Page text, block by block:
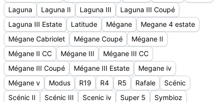
Laguna
Laguna II Laguna III
Laguna III Coupé
Laguna III Estate
Latitude Mégane
Megane 4 estate
Mégane Cabriolet
Mégane Coupé
Mégane II
Mégane II CC
Mégane III
Mégane III CC
Mégane III Coupé
Mégane III Estate
Megane iv
Mégane v
Modus R19 R4 R5 Rafale
Scénic
Scénic II
Scénic III Scenic iv Super 5
Symbioz